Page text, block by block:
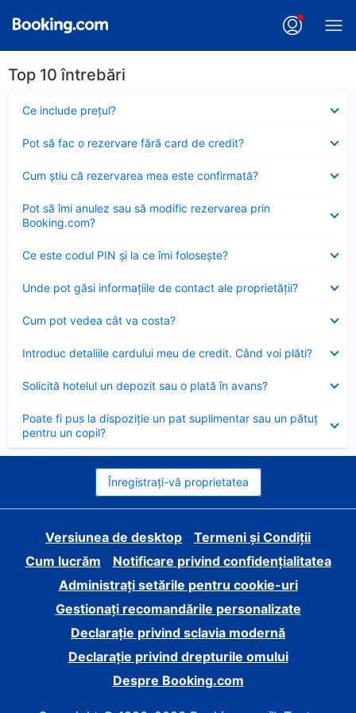
Top 10 întrebări
Ce include preţul?
închis
Pot să fac o rezervare fără card de credit?
închis
Cum ştiu că rezervarea mea este confirmată?
închis
Pot să îmi anulez sau să modific rezervarea prin
Booking.com?
închis
Ce este codul PIN şi la ce îmi foloseşte?
închis
Unde pot găsi informațiile de contact ale proprietății?
închis
Cum pot vedea cât va costa?
închis
Introduc detaliile cardului meu de credit. Când voi plăti?
închis
Solicită hotelul un depozit sau o plată în avans?
închis
Poate fi pus la dispoziție un pat suplimentar sau un pătuț
pentru un copil?
închis
Înregistrați-vă proprietatea
Versiunea de desktop
Termeni și Condiții
Cum lucrăm
Notificare privind confidențialitatea
Administrați setările pentru cookie-uri
Gestionați recomandările personalizate
Declarație privind sclavia modernă
Declarație privind drepturile omului
Despre Booking.com